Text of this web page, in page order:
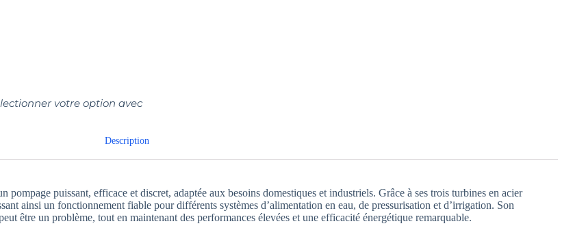
votre option avec
Description
puissant, efficace et discret, adaptée aux besoins domestiques et industriels. Grâce à ses trois turbines en acier
ainsi un fonctionnement fiable pour différents systèmes d’alimentation en eau, de pressurisation et d’irrigation. Son
être un problème, tout en maintenant des performances élevées et une efficacité énergétique remarquable.